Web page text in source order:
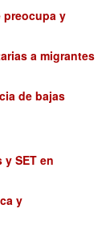
preocupa y
a migrantes
de bajas
SET en
y